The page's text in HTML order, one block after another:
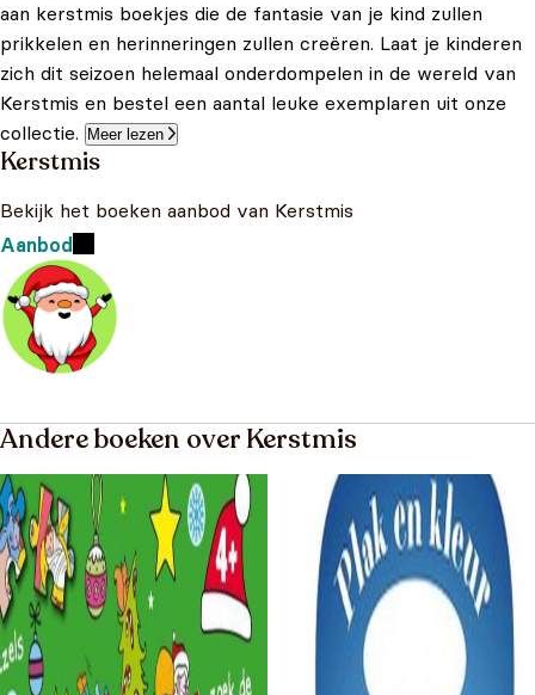
aan kerstmis boekjes die de fantasie van je kind zullen
prikkelen en herinneringen zullen creëren. Laat je kinderen
zich dit seizoen helemaal onderdompelen in de wereld van
Kerstmis en bestel een aantal leuke exemplaren uit onze
collectie.
Meer lezen
Kerstmis
Bekijk het boeken aanbod van Kerstmis
Aanbod
Andere boeken over Kerstmis